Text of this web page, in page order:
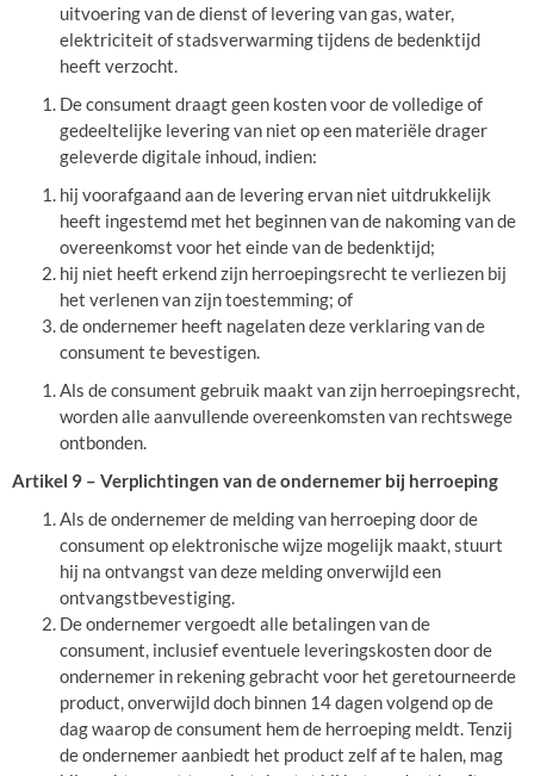
uitvoering van de dienst of levering van gas, water,
elektriciteit of stadsverwarming tijdens de bedenktijd
heeft verzocht.
De consument draagt geen kosten voor de volledige of
gedeeltelijke levering van niet op een materiële drager
geleverde digitale inhoud, indien:
hij voorafgaand aan de levering ervan niet uitdrukkelijk
heeft ingestemd met het beginnen van de nakoming van de
overeenkomst voor het einde van de bedenktijd;
hij niet heeft erkend zijn herroepingsrecht te verliezen bij
het verlenen van zijn toestemming; of
de ondernemer heeft nagelaten deze verklaring van de
consument te bevestigen.
Als de consument gebruik maakt van zijn herroepingsrecht,
worden alle aanvullende overeenkomsten van rechtswege
ontbonden.
Artikel 9 – Verplichtingen van de ondernemer bij herroeping
Als de ondernemer de melding van herroeping door de
consument op elektronische wijze mogelijk maakt, stuurt
hij na ontvangst van deze melding onverwijld een
ontvangstbevestiging.
De ondernemer vergoedt alle betalingen van de
consument, inclusief eventuele leveringskosten door de
ondernemer in rekening gebracht voor het geretourneerde
product, onverwijld doch binnen 14 dagen volgend op de
dag waarop de consument hem de herroeping meldt. Tenzij
de ondernemer aanbiedt het product zelf af te halen, mag